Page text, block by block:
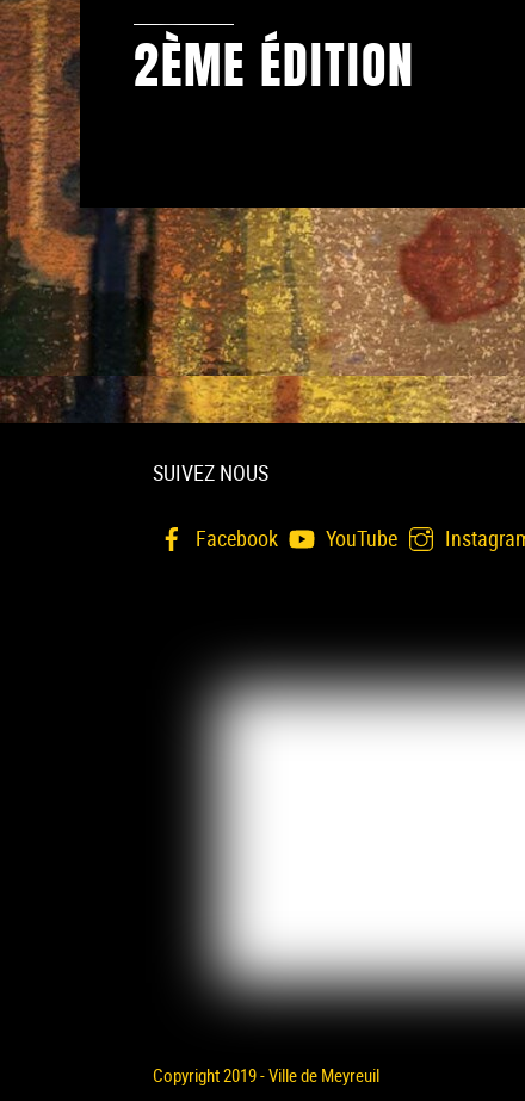
2ÈME ÉDITION
SUIVEZ NOUS
Facebook YouTube
Copyright 2019 - Ville de Meyreuil